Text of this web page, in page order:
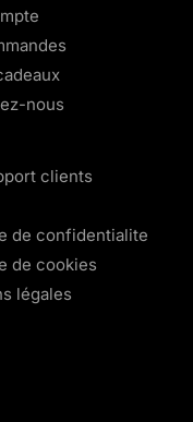
nous
clients
de confidentialite
de cookies
légales